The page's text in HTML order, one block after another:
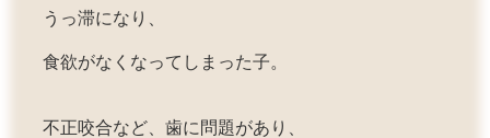
うっ滞になり、
食欲がなくなってしまった子。
不正咬合など、歯に問題があり、